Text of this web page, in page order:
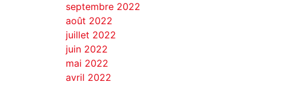
septembre 2022
août 2022
juillet 2022
juin 2022
mai 2022
avril 2022